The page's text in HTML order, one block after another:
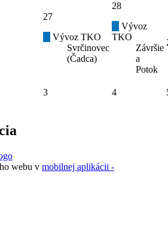
27
Vývoz TKO
Svrčinovec
(Čadca)
28
Vývoz
TKO
Závršie
a
Potok
3 4
webu v mobilnej aplikácii -